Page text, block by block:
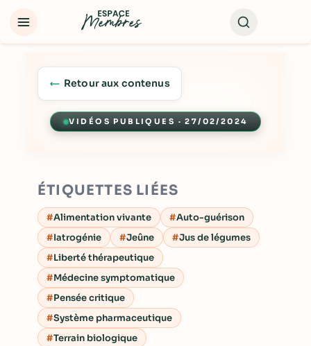
Retour aux contenus
VIDÉOS PUBLIQUES · 27/02/2024
Lecture
ÉTIQUETTES LIÉES
Alimentation vivante
Auto-guérison
Iatrogénie
Jeûne
Jus de légumes
Liberté thérapeutique
Médecine symptomatique
Pensée critique
Système pharmaceutique
Terrain biologique